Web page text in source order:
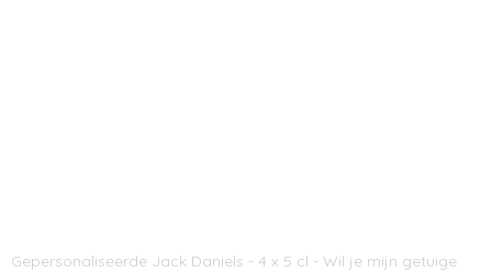
Gepersonaliseerde Jack Daniels - 4 x 5 cl - Wil je mijn getuige